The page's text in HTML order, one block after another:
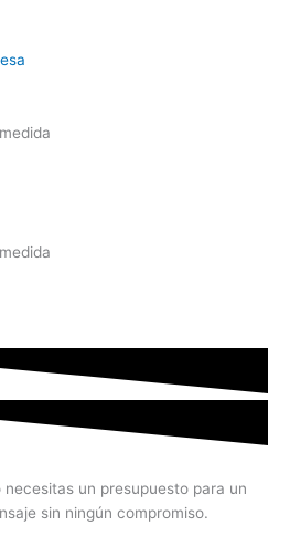
un presupuesto para un
sin ningún compromiso.